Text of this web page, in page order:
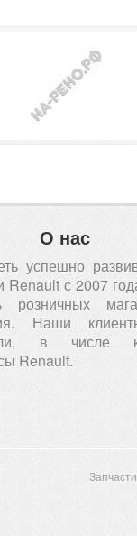
О нас
успешно
Renault с 2007
розничных
Наши
в числе
Renault.